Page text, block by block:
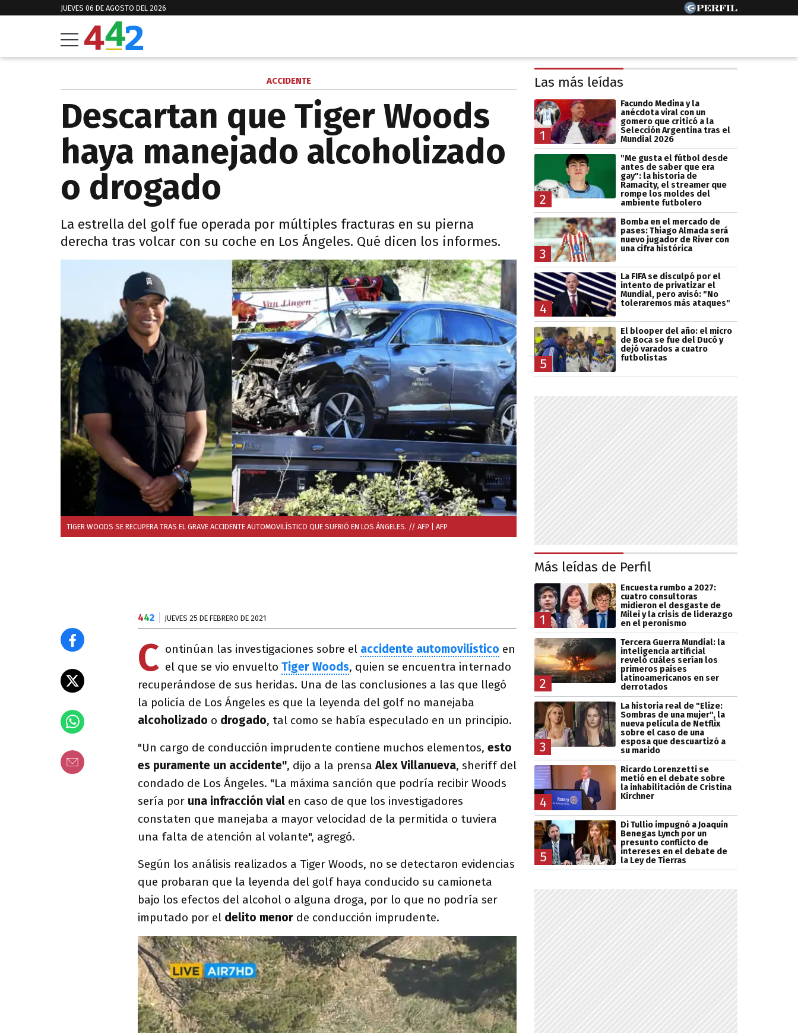
JUEVES 06 DE AGOSTO DEL 2026
ACCIDENTE
Descartan que Tiger Woods
haya manejado alcoholizado
o drogado
La estrella del golf fue operada por múltiples fracturas en su pierna
derecha tras volcar con su coche en Los Ángeles. Qué dicen los informes.
TIGER WOODS SE RECUPERA TRAS EL GRAVE ACCIDENTE AUTOMOVILÍSTICO QUE SUFRIÓ EN LOS ÁNGELES. // AFP | AFP
442 JUEVES 25 DE FEBRERO DE 2021
C ontinúan las investigaciones sobre el accidente automovilístico en
el que se vio envuelto Tiger Woods, quien se encuentra internado
recuperándose de sus heridas. Una de las conclusiones a las que llegó
la policía de Los Ángeles es que la leyenda del golf no manejaba
alcoholizado o drogado, tal como se había especulado en un principio.
"Un cargo de conducción imprudente contiene muchos elementos, esto
es puramente un accidente", dijo a la prensa Alex Villanueva, sheriff del
condado de Los Ángeles. "La máxima sanción que podría recibir Woods
sería por una infracción vial en caso de que los investigadores
constaten que manejaba a mayor velocidad de la permitida o tuviera
una falta de atención al volante", agregó.
Según los análisis realizados a Tiger Woods, no se detectaron evidencias
que probaran que la leyenda del golf haya conducido su camioneta
bajo los efectos del alcohol o alguna droga, por lo que no podría ser
imputado por el delito menor de conducción imprudente.
Las más leídas
1
Facundo Medina y la
anécdota viral con un
gomero que criticó a la
Selección Argentina tras el
Mundial 2026
2
"Me gusta el fútbol desde
antes de saber que era
gay": la historia de
Ramacity, el streamer que
rompe los moldes del
ambiente futbolero
3
Bomba en el mercado de
pases: Thiago Almada será
nuevo jugador de River con
una cifra histórica
4
La FIFA se disculpó por el
intento de privatizar el
Mundial, pero avisó: "No
toleraremos más ataques"
5
El blooper del año: el micro
de Boca se fue del Ducó y
dejó varados a cuatro
futbolistas
Más leídas de Perfil
1
Encuesta rumbo a 2027:
cuatro consultoras
midieron el desgaste de
Milei y la crisis de liderazgo
en el peronismo
2
Tercera Guerra Mundial: la
inteligencia artificial
reveló cuáles serían los
primeros países
latinoamericanos en ser
derrotados
3
La historia real de "Elize:
Sombras de una mujer", la
nueva película de Netflix
sobre el caso de una
esposa que descuartizó a
su marido
4
Ricardo Lorenzetti se
metió en el debate sobre
la inhabilitación de Cristina
Kirchner
5
Di Tullio impugnó a Joaquín
Benegas Lynch por un
presunto conflicto de
intereses en el debate de
la Ley de Tierras